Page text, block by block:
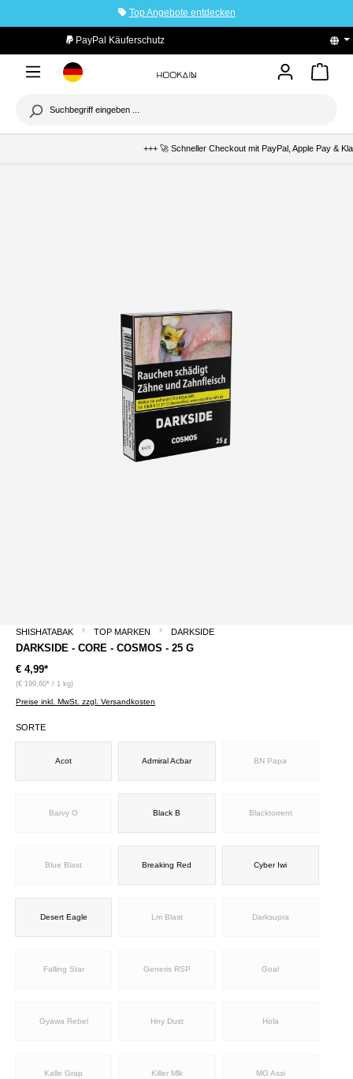
Top Angebote entdecken
PayPal Käuferschutz
+++ 🚀 Schneller Checkout mit PayPal, Apple Pay &
SHISHATABAK TOP MARKEN DARKSIDE
DARKSIDE - CORE - COSMOS - 25 G
€ 4,99*
(€ 199,60* / 1 kg)
Preise inkl. MwSt. zzgl. Versandkosten
SORTE
Acot Admiral Acbar BN Papa
Barvy O Black B Blacktorrent
Blue Blast Breaking Red Cyber Iwi
Desert Eagle Lm Blast Darksupra
Falling Star Generis RSP Goal
Gyawa Rebel Hny Dust Hola
Kalle Grap Killer Mlk MG Assi